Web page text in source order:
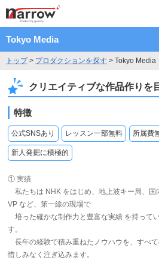
Tokyo Media
トップ> プロダクションを探す > Tokyo Media
クリエイティブな作品作りを
特徴
公式SNSあり レッスン一部無料 所属費
新人発掘に積極的
① 実績
私たちは NHK をはじめ、地上波キー局、国
VP など、第一線の現場で
培った確かな制作力と豊富な実績 を持って
す。
長年の経験で積み重ねたノウハウを、すべ
惜しみなく注ぎ込みます。